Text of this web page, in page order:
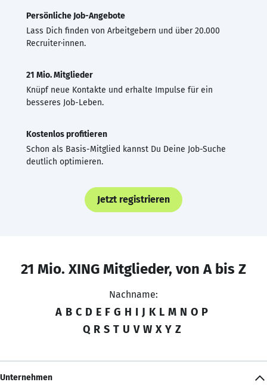
Persönliche Job-Angebote
Lass Dich finden von Arbeitgebern und über 20.000
Recruiter·innen.
21 Mio. Mitglieder
Knüpf neue Kontakte und erhalte Impulse für ein
besseres Job-Leben.
Kostenlos profitieren
Schon als Basis-Mitglied kannst Du Deine Job-Suche
deutlich optimieren.
Jetzt registrieren
21 Mio. XING Mitglieder, von A bis Z
Nachname:
A B C D E F G H I J K L M N O P
Q R S T U V W X Y Z
Unternehmen